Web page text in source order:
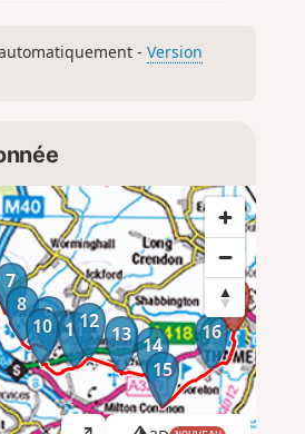
-Version
7
8
9
10 1112
13 14
15
16